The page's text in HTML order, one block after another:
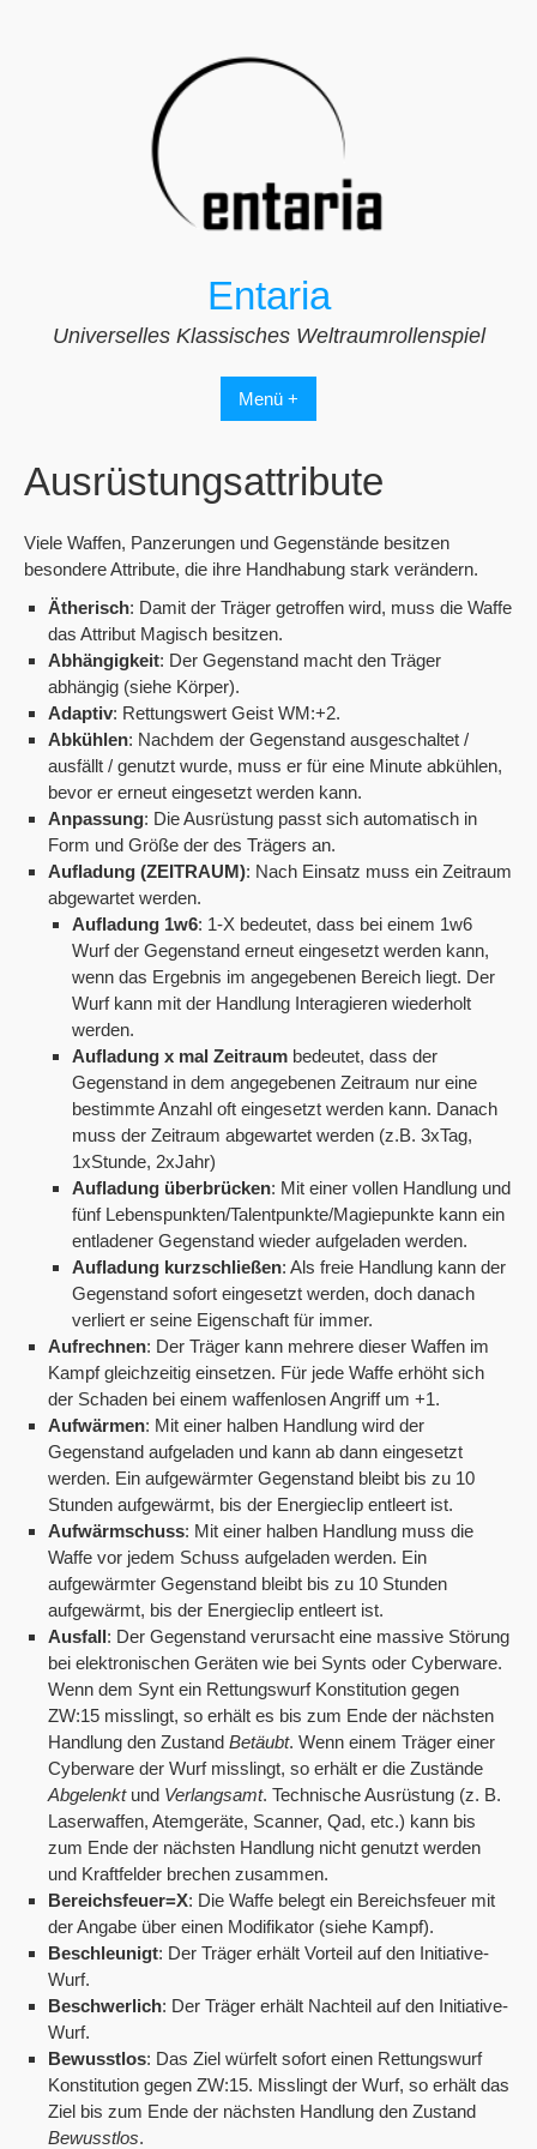
Entaria
Universelles Klassisches Weltraumrollenspiel
Menü +
Ausrüstungsattribute
Viele Waffen, Panzerungen und Gegenstände besitzen
besondere Attribute, die ihre Handhabung stark verändern.
Ätherisch: Damit der Träger getroffen wird, muss die Waffe
das Attribut Magisch besitzen.
Abhängigkeit: Der Gegenstand macht den Träger
abhängig (siehe Körper).
Adaptiv: Rettungswert Geist WM:+2.
Abkühlen: Nachdem der Gegenstand ausgeschaltet /
ausfällt / genutzt wurde, muss er für eine Minute abkühlen,
bevor er erneut eingesetzt werden kann.
Anpassung: Die Ausrüstung passt sich automatisch in
Form und Größe der des Trägers an.
Aufladung (ZEITRAUM): Nach Einsatz muss ein Zeitraum
abgewartet werden.
Aufladung 1w6: 1-X bedeutet, dass bei einem 1w6
Wurf der Gegenstand erneut eingesetzt werden kann,
wenn das Ergebnis im angegebenen Bereich liegt. Der
Wurf kann mit der Handlung Interagieren wiederholt
werden.
Aufladung x mal Zeitraum bedeutet, dass der
Gegenstand in dem angegebenen Zeitraum nur eine
bestimmte Anzahl oft eingesetzt werden kann. Danach
muss der Zeitraum abgewartet werden (z.B. 3xTag,
1xStunde, 2xJahr)
Aufladung überbrücken: Mit einer vollen Handlung und
fünf Lebenspunkten/Talentpunkte/Magiepunkte kann ein
entladener Gegenstand wieder aufgeladen werden.
Aufladung kurzschließen: Als freie Handlung kann der
Gegenstand sofort eingesetzt werden, doch danach
verliert er seine Eigenschaft für immer.
Aufrechnen: Der Träger kann mehrere dieser Waffen im
Kampf gleichzeitig einsetzen. Für jede Waffe erhöht sich
der Schaden bei einem waffenlosen Angriff um +1.
Aufwärmen: Mit einer halben Handlung wird der
Gegenstand aufgeladen und kann ab dann eingesetzt
werden. Ein aufgewärmter Gegenstand bleibt bis zu 10
Stunden aufgewärmt, bis der Energieclip entleert ist.
Aufwärmschuss: Mit einer halben Handlung muss die
Waffe vor jedem Schuss aufgeladen werden. Ein
aufgewärmter Gegenstand bleibt bis zu 10 Stunden
aufgewärmt, bis der Energieclip entleert ist.
Ausfall: Der Gegenstand verursacht eine massive Störung
bei elektronischen Geräten wie bei Synts oder Cyberware.
Wenn dem Synt ein Rettungswurf Konstitution gegen
ZW:15 misslingt, so erhält es bis zum Ende der nächsten
Handlung den Zustand Betäubt. Wenn einem Träger einer
Cyberware der Wurf misslingt, so erhält er die Zustände
Abgelenktund Verlangsamt. Technische Ausrüstung (z. B.
Laserwaffen, Atemgeräte, Scanner, Qad, etc.) kann bis
zum Ende der nächsten Handlung nicht genutzt werden
und Kraftfelder brechen zusammen.
Bereichsfeuer=X: Die Waffe belegt ein Bereichsfeuer mit
der Angabe über einen Modifikator (siehe Kampf).
Beschleunigt: Der Träger erhält Vorteil auf den Initiative-
Wurf.
Beschwerlich: Der Träger erhält Nachteil auf den Initiative-
Wurf.
Bewusstlos: Das Ziel würfelt sofort einen Rettungswurf
Konstitution gegen ZW:15. Misslingt der Wurf, so erhält das
Ziel bis zum Ende der nächsten Handlung den Zustand
Bewusstlos.